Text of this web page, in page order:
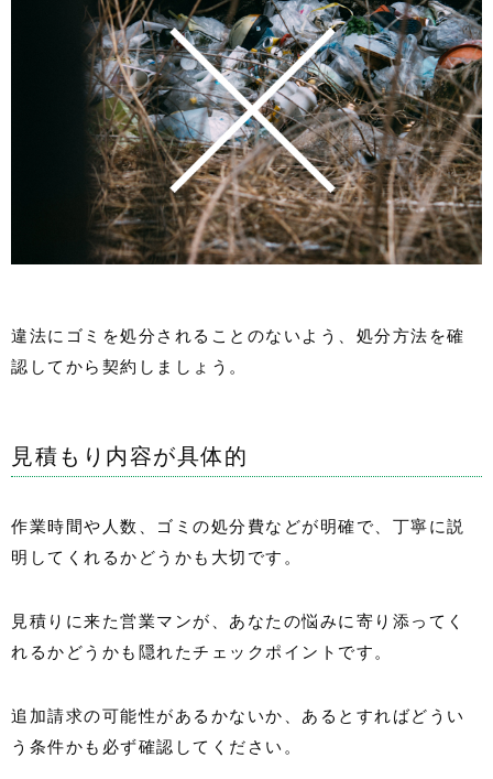
違法にゴミを処分されることのないよう、処分方法を確
認してから契約しましょう。
見積もり内容が具体的
作業時間や人数、ゴミの処分費などが明確で、丁寧に説
明してくれるかどうかも大切です。
見積りに来た営業マンが、あなたの悩みに寄り添ってく
れるかどうかも隠れたチェックポイントです。
追加請求の可能性があるかないか、あるとすればどうい
う条件かも必ず確認してください。